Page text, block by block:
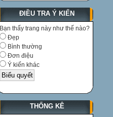
ĐIỀU TRA Ý KIẾN
Bạn thấy trang này như thế nào?
Đẹp
Bình thường
Đơn điệu
Ý kiến khác
THỐNG KÊ